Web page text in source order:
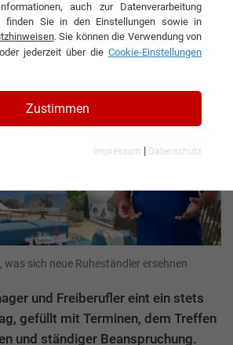
Neue Horizonte
im Ruhestand
was sich neue Ruheständler ersehnen
und Freiberufler eint ein stets
gefüllt mit Terminen, dem Treffen
und ständiger Beanspruchung.
auch zur Datenverarbeitung
finden Sie in den Einstellungen sowie in
. Sie können die Verwendung von
oder jederzeit über die Cookie-Einstellungen
Zustimmen
Impressum | Datenschutz